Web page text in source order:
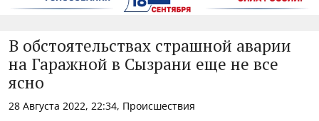
В обстоятельствах страшной аварии
на Гаражной в Сызрани еще не все
ясно
28 Августа 2022, 22:34, Происшествия